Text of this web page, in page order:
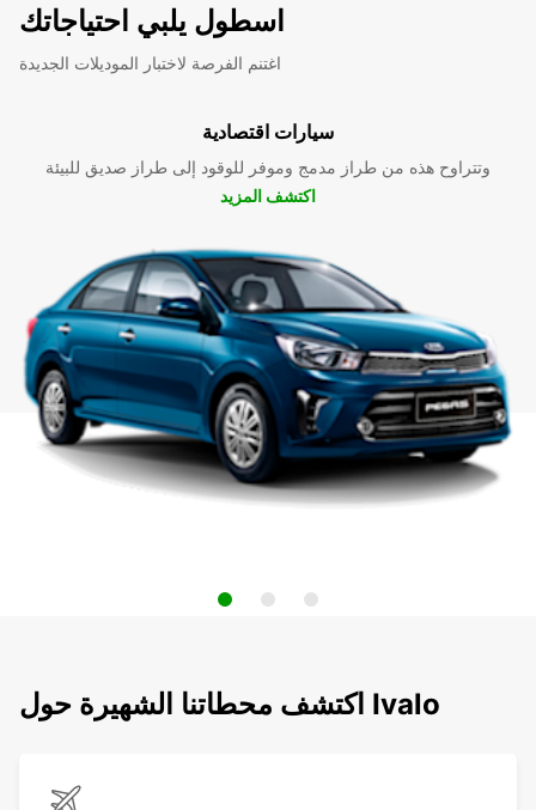
اسطول يلبي احتياجاتك
اغتنم الفرصة لاختبار الموديلات الجديدة
سيارات اقتصادية
وتتراوح هذه من طراز مدمج وموفر للوقود إلى طراز صديق للبيئة
اكتشف المزيد
اكتشف محطاتنا الشهيرة حول Ivalo